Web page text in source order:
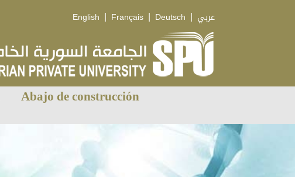
English | Français | Deutsch | عربي
Abajo de construcción